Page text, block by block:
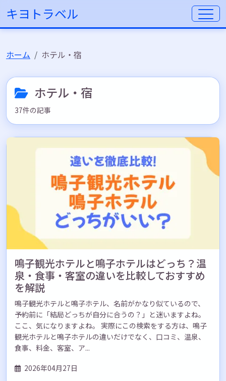
キヨトラベル
ホーム ホテル・宿
ホテル・宿
37件の記事
鳴子観光ホテルと鳴子ホテルはどっち？温
泉・食事・客室の違いを比較しておすすめ
を解説
鳴子観光ホテルと鳴子ホテル、名前がかなり似ているので、
予約前に「結局どっちが自分に合うの？」と迷いますよね。
ここ、気になりますよね。 実際にこの検索をする方は、鳴子
観光ホテルと鳴子ホテルの違いだけでなく、口コミ、温泉、
食事、料金、客室、ア...
2026年04月27日